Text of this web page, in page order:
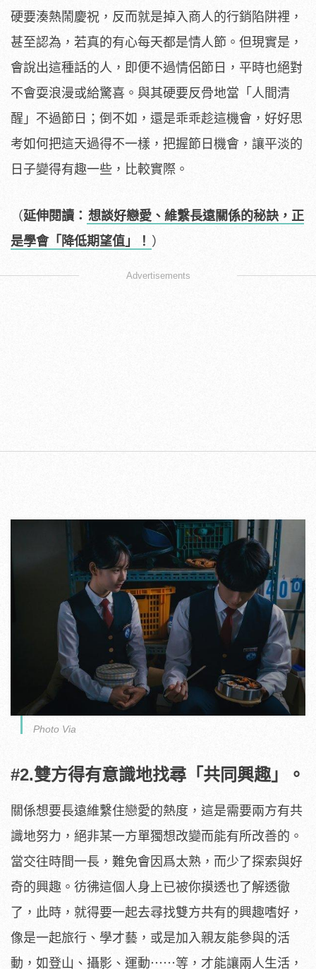
硬要湊熱鬧慶祝，反而就是掉入商人的行銷陷阱裡，
甚至認為，若真的有心每天都是情人節。但現實是，
會說出這種話的人，即便不過情侶節日，平時也絕對
不會耍浪漫或給驚喜。與其硬要反骨地當「人間清
醒」不過節日；倒不如，還是乖乖趁這機會，好好思
考如何把這天過得不一樣，把握節日機會，讓平淡的
日子變得有趣一些，比較實際。
（延伸閱讀： 想談好戀愛、維繫長遠關係的秘訣，正
是學會「降低期望值」！ ）
Advertisements
Photo Via
#2.雙方得有意識地找尋「共同興趣」。
關係想要長遠維繫住戀愛的熱度，這是需要兩方有共
識地努力，絕非某一方單獨想改變而能有所改善的。
當交往時間一長，難免會因爲太熟，而少了探索與好
奇的興趣。彷彿這個人身上已被你摸透也了解透徹
了，此時，就得要一起去尋找雙方共有的興趣嗜好，
像是一起旅行、學才藝，或是加入親友能參與的活
動，如登山、攝影、運動⋯⋯等，才能讓兩人生活，